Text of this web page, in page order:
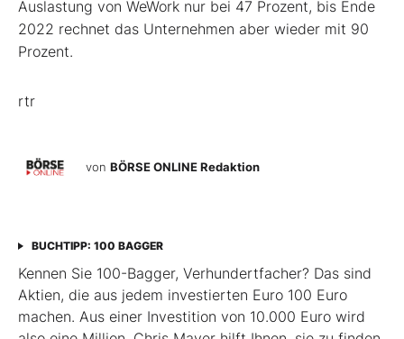
Auslastung von WeWork nur bei 47 Prozent, bis Ende
2022 rechnet das Unternehmen aber wieder mit 90
Prozent.
rtr
von BÖRSE ONLINE Redaktion
BUCHTIPP: 100 BAGGER
Kennen Sie 100-Bagger, Verhundertfacher? Das sind
Aktien, die aus jedem investierten Euro 100 Euro
machen. Aus einer Investition von 10.000 Euro wird